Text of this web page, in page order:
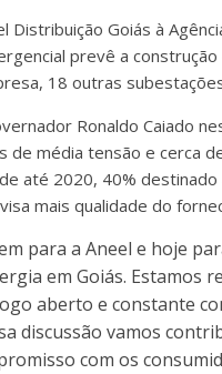
Distribuição Goiás à
prevê a
18 outras
Ronaldo Caiado
de média tensão e cerca
até 2020, 40%
mais qualidade do
para a Aneel e hoje
em Goiás. Estamos
aberto e constante
discussão vamos
com os